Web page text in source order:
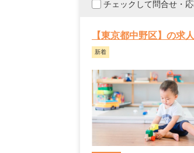
チェックして問合せ・
【東京都中野区】の求
新着